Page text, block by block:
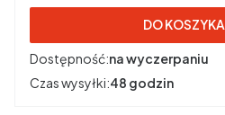
DO KOSZYKA
Dostępność:na wyczerpaniu
Czas wysyłki:48 godzin